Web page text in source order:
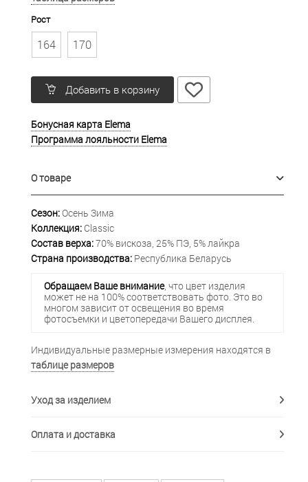
Рост
164 170
Добавить в корзину
Бонусная карта Elema
Программа лояльности Elema
О товаре
Сезон:Осень Зима
Коллекция: Classic
Состав верха:70% вискоза, 25% ПЭ, 5% лайкра
Страна производства: Республика Беларусь
Обращаем Ваше внимание, что цвет изделия
может не на 100% соответствовать фото. Это во
многом зависит от освещения во время
фотосъемки и цветопередачи Вашего дисплея.
Индивидуальные размерные измерения находятся в
таблице размеров
Уход за изделием
Оплата и доставка